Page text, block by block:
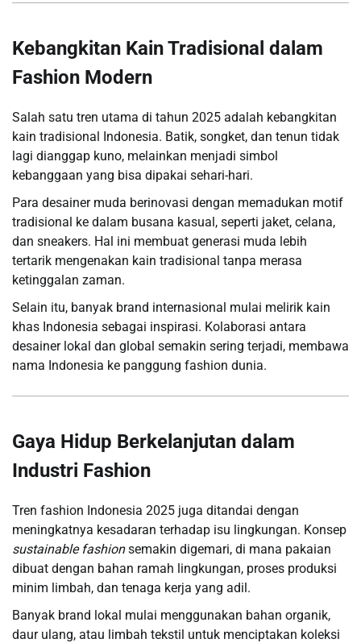
Kebangkitan Kain Tradisional dalam
Fashion Modern
Salah satu tren utama di tahun 2025 adalah kebangkitan
kain tradisional Indonesia. Batik, songket, dan tenun tidak
lagi dianggap kuno, melainkan menjadi simbol
kebanggaan yang bisa dipakai sehari-hari.
Para desainer muda berinovasi dengan memadukan motif
tradisional ke dalam busana kasual, seperti jaket, celana,
dan sneakers. Hal ini membuat generasi muda lebih
tertarik mengenakan kain tradisional tanpa merasa
ketinggalan zaman.
Selain itu, banyak brand internasional mulai melirik kain
khas Indonesia sebagai inspirasi. Kolaborasi antara
desainer lokal dan global semakin sering terjadi, membawa
nama Indonesia ke panggung fashion dunia.
Gaya Hidup Berkelanjutan dalam
Industri Fashion
Tren fashion Indonesia 2025 juga ditandai dengan
meningkatnya kesadaran terhadap isu lingkungan. Konsep
sustainable fashionsemakin digemari, di mana pakaian
dibuat dengan bahan ramah lingkungan, proses produksi
minim limbah, dan tenaga kerja yang adil.
Banyak brand lokal mulai menggunakan bahan organik,
daur ulang, atau limbah tekstil untuk menciptakan koleksi